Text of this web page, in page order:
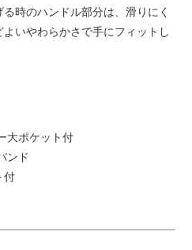
時のハンドル部分は、滑りにく
いやわらかさで手にフィットし
大ポケット付
ンド
付